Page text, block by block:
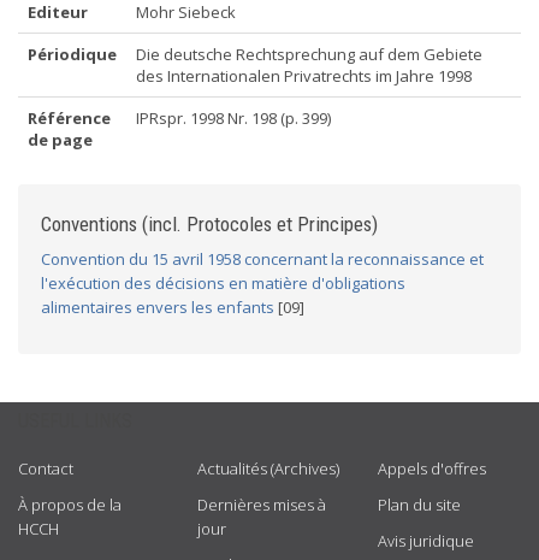
Editeur
Mohr Siebeck
Périodique
Die deutsche Rechtsprechung auf dem Gebiete
des Internationalen Privatrechts im Jahre 1998
Référence
de page
IPRspr. 1998 Nr. 198 (p. 399)
Conventions (incl. Protocoles et Principes)
Convention du 15 avril 1958 concernant la reconnaissance et
l'exécution des décisions en matière d'obligations
alimentaires envers les enfants [09]
Contact
À propos de la
HCCH
Actualités (Archives)
Dernières mises à
jour
Appels d'offres
Plan du site
Avis juridique